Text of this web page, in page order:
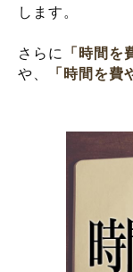
します。
さらに 「時間を
や、
「時間を費